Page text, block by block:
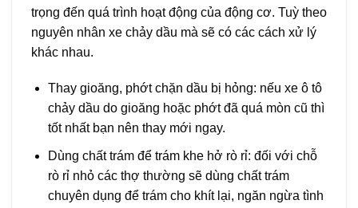
trọng đến quá trình hoạt động của động cơ. Tuỳ theo
nguyên nhân xe chảy dầu mà sẽ có các cách xử lý
khác nhau.
Thay gioăng, phớt chặn dầu bị hỏng: nếu xe ô tô
chảy dầu do gioăng hoặc phớt đã quá mòn cũ thì
tốt nhất bạn nên thay mới ngay.
Dùng chất trám để trám khe hở rò rỉ: đối với chỗ
rò rỉ nhỏ các thợ thường sẽ dùng chất trám
chuyên dụng để trám cho khít lại, ngăn ngừa tình